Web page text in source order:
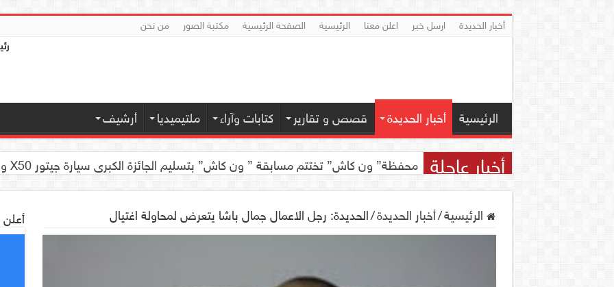
أخبار الحديدة ارسل خبر اعلن معنا الرئيسية الصفحة الرئيسية مكتبة الصور
من نحن
الرئيسية أخبار الحديدة قصص و تقارير كتابات وآراء ملتيميديا أرشيف
أخبار عاجلة محفظة” ون كاش” تختتم مسابقة ” ون كاش” بتسليم الجائزة الكبرى سيارة جيتور X50 والجوائز المالية لموديل 2026 بصنعاء
الرئيسية/أخبار الحديدة/الحديدة: رجل الاعمال جمال باشا يتعرض لمحاولة اغتيال أعلن